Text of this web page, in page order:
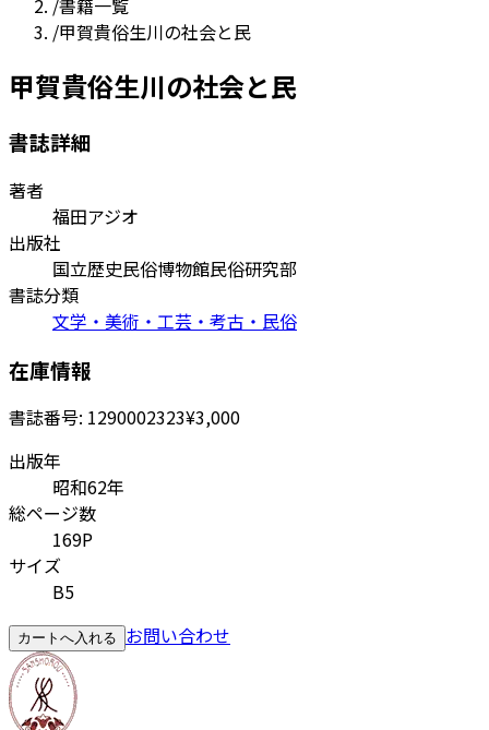
/書籍一覧
/甲賀貴俗生川の社会と民
甲賀貴俗生川の社会と民
書誌詳細
著者
福田アジオ
出版社
国立歴史民俗博物館民俗研究部
書誌分類
文学・美術・工芸・考古・民俗
在庫情報
書誌番号: 1290002323¥3,000
出版年
昭和62年
総ページ数
169P
サイズ
B5
カートへ入れる お問い合わせ